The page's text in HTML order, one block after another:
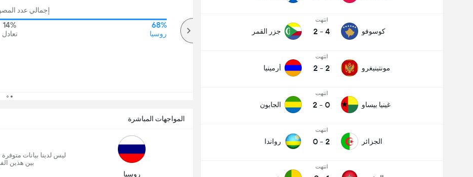
كوسوفو
انتهت
4
-
2 جزر القمر
مونتينيغرو
انتهت
2
-
2 أرمينيا
غينيا بيساو
انتهت
0
-
2 الجابون
الجزائر
انتهت
2
-
0 رواندا
انتهت
إجمالي عدد المصوتين
68%
روسيا
14%
تعادل
المواجهات المباشرة
روسيا
ليس لدينا بيانات
بين هذين